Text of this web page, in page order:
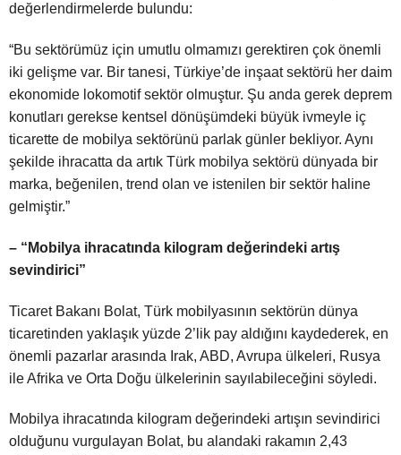
değerlendirmelerde bulundu:
“Bu sektörümüz için umutlu olmamızı gerektiren çok önemli
iki gelişme var. Bir tanesi, Türkiye’de inşaat sektörü her daim
ekonomide lokomotif sektör olmuştur. Şu anda gerek deprem
konutları gerekse kentsel dönüşümdeki büyük ivmeyle iç
ticarette de mobilya sektörünü parlak günler bekliyor. Aynı
şekilde ihracatta da artık Türk mobilya sektörü dünyada bir
marka, beğenilen, trend olan ve istenilen bir sektör haline
gelmiştir.”
– “Mobilya ihracatında kilogram değerindeki artış
sevindirici”
Ticaret Bakanı Bolat, Türk mobilyasının sektörün dünya
ticaretinden yaklaşık yüzde 2’lik pay aldığını kaydederek, en
önemli pazarlar arasında Irak, ABD, Avrupa ülkeleri, Rusya
ile Afrika ve Orta Doğu ülkelerinin sayılabileceğini söyledi.
Mobilya ihracatında kilogram değerindeki artışın sevindirici
olduğunu vurgulayan Bolat, bu alandaki rakamın 2,43